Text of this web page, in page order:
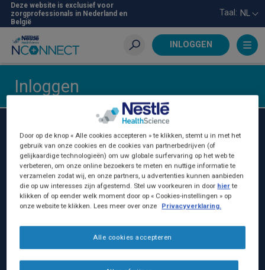
Skip
main
content
Deze website is exclusief voor
zorgprofessionals in Nederland en
België
Taal: NL
INLOGGEN
Zoeken
Inloggen
Nestlé Health Science Belgilux
Nestlé Belgilux NV:
Birminghamstraat 221
1070 Brussel, België
BE - 0402.231.383
+32 (0)25295230
Door op de knop « Alle cookies accepteren » te klikken, stemt u in met het
gebruik van onze cookies en de cookies van partnerbedrijven (of
gelijkaardige technologieën) om uw globale surfervaring op het web te
verbeteren, om onze online bezoekers te meten en nuttige informatie te
verzamelen zodat wij, en onze partners, u advertenties kunnen aanbieden
die op uw interesses zijn afgestemd. Stel uw voorkeuren in door hierte
klikken of op eender welk moment door op « Cookies-instellingen » op
onze website te klikken. Lees meer over onze
Privacyverklaring.
Alle cookies accepteren